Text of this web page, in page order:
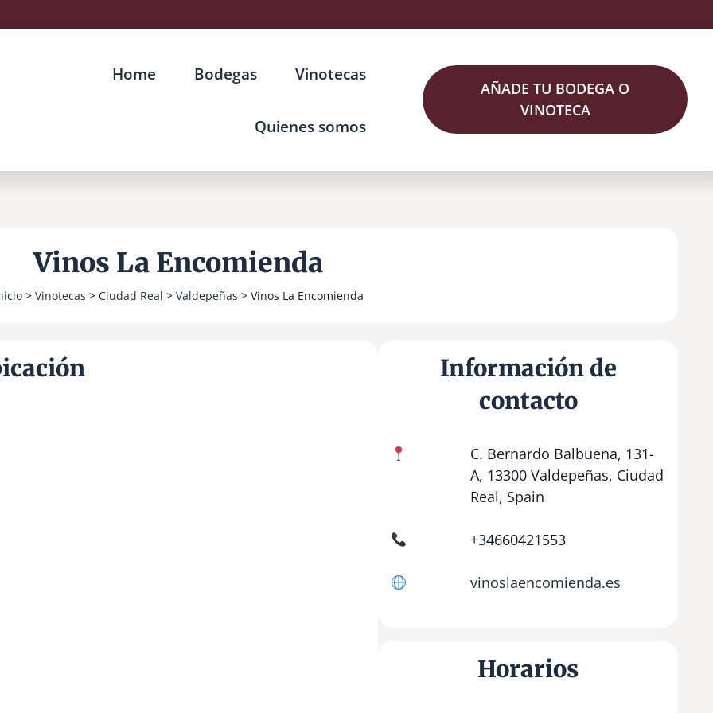
Home Bodegas Vinotecas
Quienes somos
AÑADE TU BODEGA O
VINOTECA
Vinos La Encomienda
> Vinotecas > Ciudad Real > Valdepeñas > Vinos La Encomienda
Información de
contacto
C. Bernardo Balbuena, 131-
A, 13300 Valdepeñas, Ciudad
Real, Spain
+34660421553
vinoslaencomienda.es
Horarios